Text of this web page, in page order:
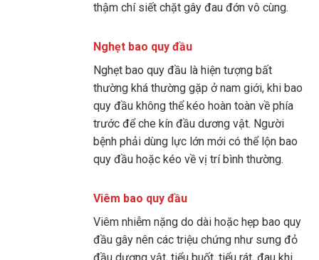
thậm chí siết chặt gây đau đớn vô cùng.
Nghẹt bao quy đầu
Nghẹt bao quy đầu là hiện tượng bất
thường khá thường gặp ở nam giới, khi bao
quy đầu không thể kéo hoàn toàn về phía
trước để che kín đầu dương vật. Người
bệnh phải dùng lực lớn mới có thể lộn bao
quy đầu hoặc kéo về vị trí bình thường.
Viêm bao quy đầu
Viêm nhiễm nặng do dài hoặc hẹp bao quy
đầu gây nên các triệu chứng như sưng đỏ